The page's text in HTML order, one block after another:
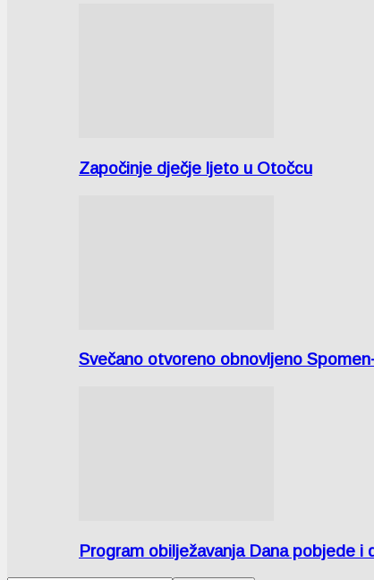
Započinje dječje ljeto u Otočcu
Svečano otvoreno obnovljeno
Program obilježavanja Dana pobjede i